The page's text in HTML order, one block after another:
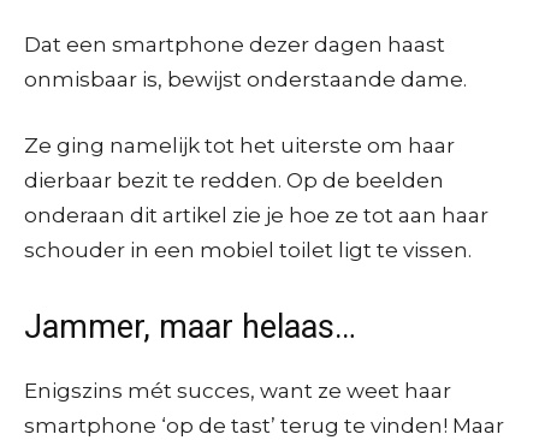
Dat een smartphone dezer dagen haast
onmisbaar is, bewijst onderstaande dame.
Ze ging namelijk tot het uiterste om haar
dierbaar bezit te redden. Op de beelden
onderaan dit artikel zie je hoe ze tot aan haar
schouder in een mobiel toilet ligt te vissen.
Jammer, maar helaas…
Enigszins mét succes, want ze weet haar
smartphone ‘op de tast’ terug te vinden! Maar